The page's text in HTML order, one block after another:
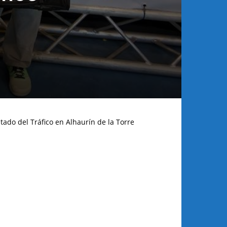
del Tráfico en Alhaurín de la Torre